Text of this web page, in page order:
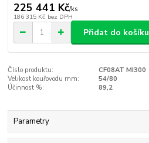
225 441 Kč/ks
186 315 Kč bez DPH
Přidat do košíku
Číslo produktu:
CF08AT MI300
Velikost kouřovodu mm:
54/80
Účinnost %:
89,2
Parametry